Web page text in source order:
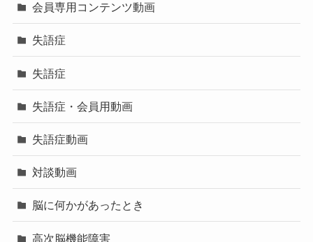
会員専用コンテンツ動画
失語症
失語症
失語症・会員用動画
失語症動画
対談動画
脳に何かがあったとき
高次脳機能障害